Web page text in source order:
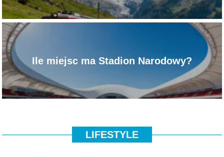
Ile miejsc ma Stadion Narodowy?
LIFESTYLE